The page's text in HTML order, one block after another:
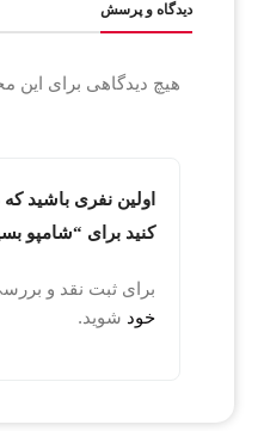
دیدگاه و پرسش
هیچ دیدگاهی برای
اولین نفری باشید
کنید برای “شامپو
برای ثبت نقد و
خود شوید.